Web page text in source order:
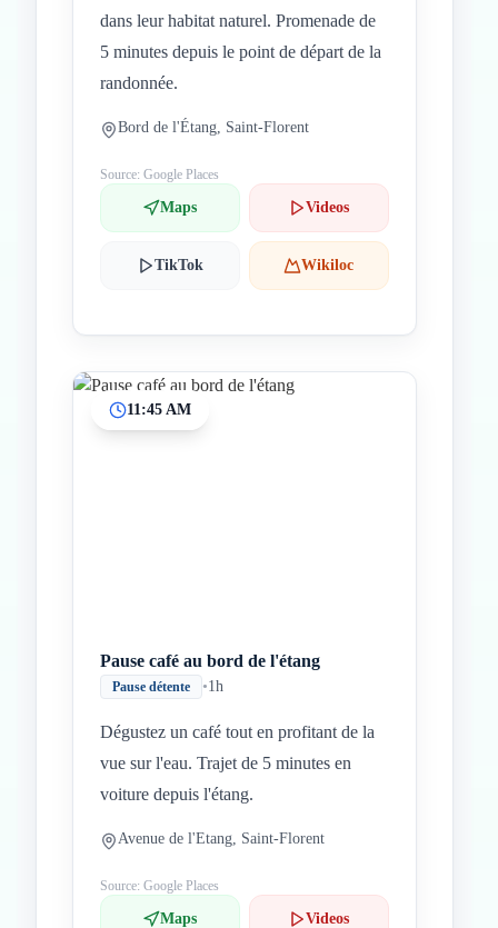
dans leur habitat naturel. Promenade de
5 minutes depuis le point de départ de la
randonnée.
Bord de l'Étang, Saint-Florent
Source: Google Places
Maps Videos
TikTok Wikiloc
11:45 AM
Pause café au bord de l'étang
Pause détente •1h
Dégustez un café tout en profitant de la
vue sur l'eau. Trajet de 5 minutes en
voiture depuis l'étang.
Avenue de l'Etang, Saint-Florent
Source: Google Places
Maps Videos